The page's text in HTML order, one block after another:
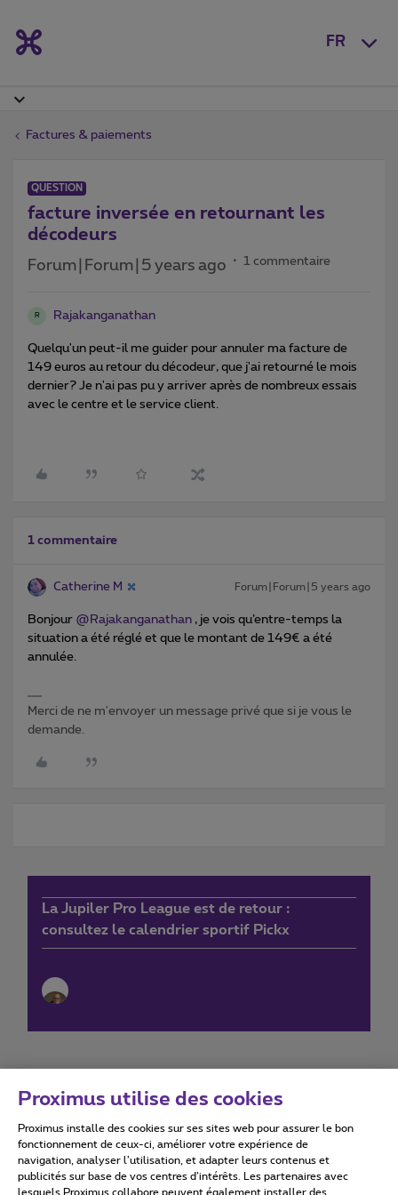
FR
Factures & paiements
QUESTION
facture inversée en retournant les
décodeurs
Forum|Forum|5 years ago 1 commentaire
R Rajakanganathan
Quelqu'un peut-il me guider pour annuler ma facture de
149 euros au retour du décodeur, que j'ai retourné le mois
dernier? Je n'ai pas pu y arriver après de nombreux essais
avec le centre et le service client.
1 commentaire
Catherine M Forum|Forum|5 years ago
Bonjour @Rajakanganathan , je vois qu’entre-temps la
situation a été réglé et que le montant de 149€ a été
annulée.
Merci de ne m'envoyer un message privé que si je vous le
demande.
La Jupiler Pro League est de retour :
consultez le calendrier sportif Pickx
Conditions d'utilisation Accessibility statement
Proximus utilise des cookies
Proximus installe des cookies sur ses sites web pour assurer le bon
fonctionnement de ceux-ci, améliorer votre expérience de
navigation, analyser l’utilisation, et adapter leurs contenus et
publicités sur base de vos centres d’intérêts. Les partenaires avec
lesquels Proximus collabore peuvent également installer des